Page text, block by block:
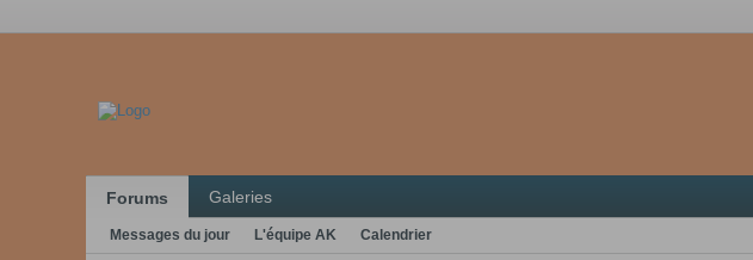
Forums Galeries
Messages du jour L'équipe AK Calendrier